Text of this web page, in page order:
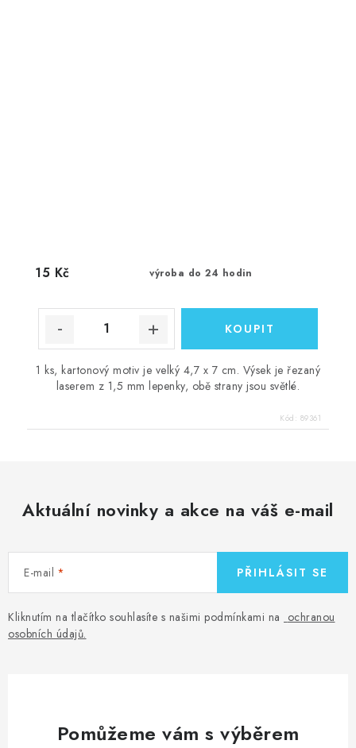
výroba do 24 hodin
15 Kč
1 ks, kartonový motiv je velký 4,7 x 7 cm. Výsek je řezaný
laserem z 1,5 mm lepenky, obě strany jsou světlé.
Kód: 89361
Aktuální novinky a akce na váš e-mail
E-mail
Kliknutím na tlačítko souhlasíte s našimi podmínkami na ochranou
osobních údajů.
PŘIHLÁSIT SE
Pomůžeme vám s výběrem